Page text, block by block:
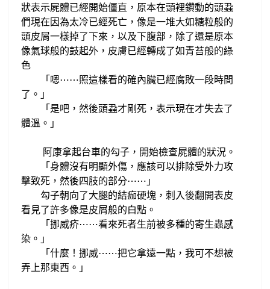
狀表示屍體已經開始僵直， 原本在頭裡鑽動的頭蝨
們現在因為太冷已經死亡 ，像是一堆大如糖粒般的
頭皮屑一樣掉了下來 ，以及下腹部， 除了還是原本
像氣球般的鼓起外 ，皮膚已經轉成了如青苔般的綠
色
「嗯⋯⋯照這樣看的確內臟已經腐敗一段時間
了。 」
「是吧，然後頭蝨才剛死，表示現在才失去了
體溫。」
阿康拿起台車的勾子，開始檢查屍體的狀況。
「 身體沒有明顯外傷，應該可以排除受外力攻
擊致死，然後四肢的部分⋯⋯ 」
勾子朝向了大腿的結痂硬塊，刺入後翻開表皮
看見了許多像是皮屑般的白點。
「挪威疥⋯⋯看來死者生前被多種的寄生蟲感
染。 」
「什麼！挪威⋯⋯把它拿遠一點，我可不想被
弄上那東西。」